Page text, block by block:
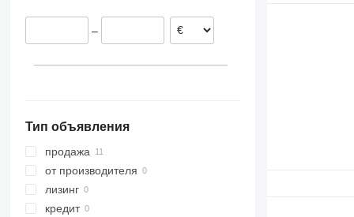
W-series
315
336
340
345
349
350
525
535
536
540
541
550
MC Испания
–
Тип объявления
продажа
от производителя
лизинг
кредит